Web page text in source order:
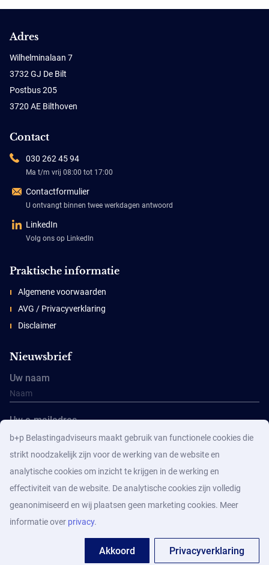
Adres
Wilhelminalaan 7
3732 GJ De Bilt
Postbus 205
3720 AE Bilthoven
Contact
030 262 45 94
Ma t/m vrij 08:00 tot 17:00
Contactformulier
U ontvangt binnen twee werkdagen antwoord
LinkedIn
Volg ons op LinkedIn
Praktische informatie
Algemene voorwaarden
AVG / Privacyverklaring
Disclaimer
Nieuwsbrief
Uw naam
Uw e-mailadres
Aanmelden
b+p Belastingadviseurs maakt gebruik van functionele cookies die
strikt noodzakelijk zijn voor de werking van de website en
analytische cookies om inzicht te krijgen in de werking en
effectiviteit van de website. De analytische cookies zijn volledig
geanonimiseerd en wij plaatsen geen marketing cookies. Meer
informatie over privacy.
Akkoord Privacyverklaring